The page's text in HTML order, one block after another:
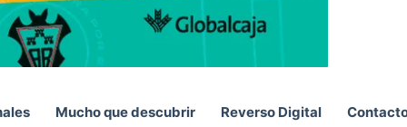
Mucho que descubrir Reverso Digital